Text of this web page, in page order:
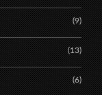
(9)
(13)
(6)